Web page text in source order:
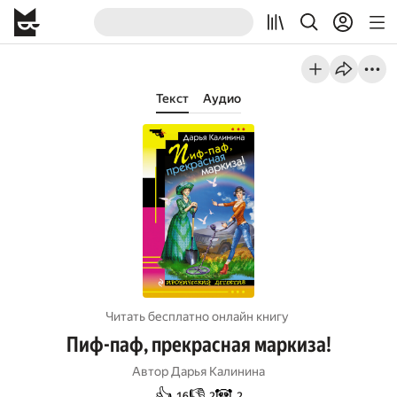
Текст Аудио
Читать бесплатно онлайн книгу
Пиф-паф, прекрасная маркиза!
Автор Дарья Калинина